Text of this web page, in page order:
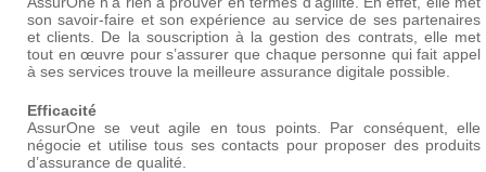
son savoir-faire et son expérience au service de ses partenaires
et clients. De la souscription à la gestion des contrats, elle met
tout en œuvre pour s’assurer que chaque personne qui fait appel
à ses services trouve la meilleure assurance digitale possible.
Efficacité
AssurOne se veut agile en tous points. Par conséquent, elle
négocie et utilise tous ses contacts pour proposer des produits
d’assurance de qualité.